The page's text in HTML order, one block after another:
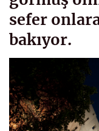
sefer
bakıyor.